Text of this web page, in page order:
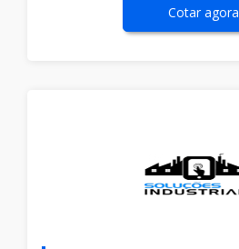
Cotar agora